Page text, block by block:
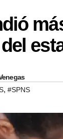
, #SPNS